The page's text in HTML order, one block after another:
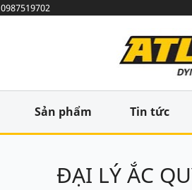
0987519702
Sản phẩm Tin tức
ĐẠI LÝ ẮC